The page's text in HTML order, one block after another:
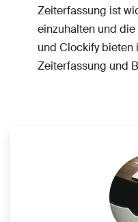
Zeiterfassung ist
einzuhalten und
und Clockify
Zeiterfassung und